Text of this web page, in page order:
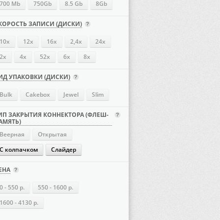
700 Mb
750Gb 8.5 Gb 8Gb
ЗАПИСИ (ДИСКИ)
10x 12x 16х 2,4x
24х
2x
4х 52х 6x 8x
УПАКОВКИ (ДИСКИ)
Bulk Cakebox Jewel Slim
ЗАКРЫТИЯ КОННЕКТОРА (ФЛЕШ-
Веерная
Открытая
С колпачком
Слайдер
0 - 550 р.
550 - 1600 р.
1600 - 4130 р.